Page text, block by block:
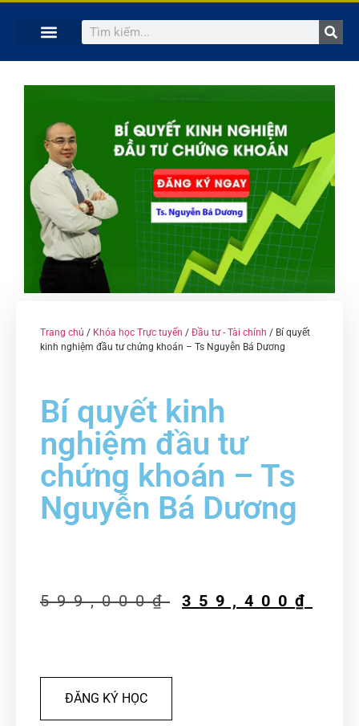
Trang chủ / Khóa học Trực tuyến / Đầu tư - Tài chính / Bí quyết
kinh nghiệm đầu tư chứng khoán – Ts Nguyễn Bá Dương
Bí quyết kinh
nghiệm đầu tư
chứng khoán – Ts
Nguyễn Bá Dương
599,000₫ 359,400 ₫
ĐĂNG KÝ HỌC